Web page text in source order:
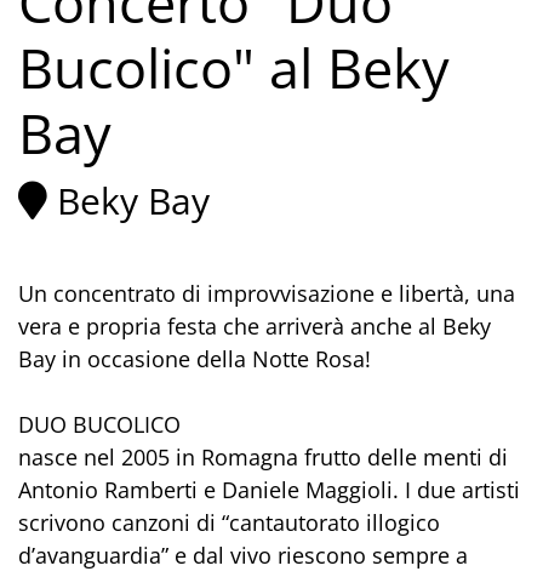
Bucolico" al Beky
Bay
Beky Bay
Un concentrato di improvvisazione e libertà, una
vera e propria festa che arriverà anche al Beky
Bay in occasione della Notte Rosa!
DUO BUCOLICO
nasce nel 2005 in Romagna frutto delle menti di
Antonio Ramberti e Daniele Maggioli. I due artisti
scrivono canzoni di “cantautorato illogico
d’avanguardia” e dal vivo riescono sempre a